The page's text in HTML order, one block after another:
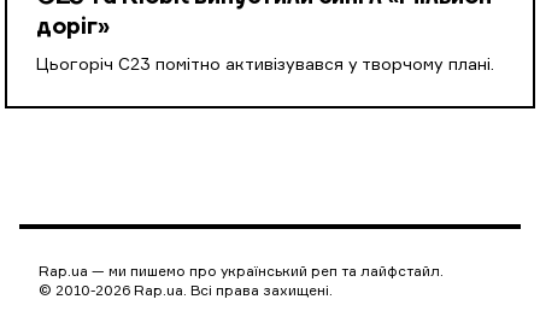
доріг»
Цьогоріч С23 помітно активізувався у творчому плані.
Rap.ua — ми пишемо про український реп та лайфстайл.
© 2010-2026 Rap.ua. Всі права захищені.